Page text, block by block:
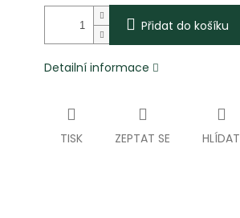
Přidat do košíku
Detailní informace
TISK ZEPTAT SE HLÍDAT